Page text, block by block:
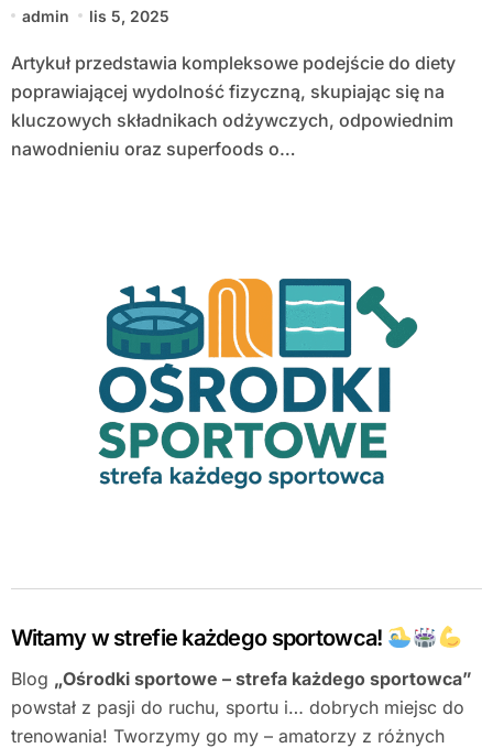
admin lis 5, 2025
Artykuł przedstawia kompleksowe podejście do diety
poprawiającej wydolność fizyczną, skupiając się na
kluczowych składnikach odżywczych, odpowiednim
nawodnieniu oraz superfoods o…
Witamy w strefie każdego sportowca!
Blog „Ośrodki sportowe – strefa każdego sportowca”
powstał z pasji do ruchu, sportu i… dobrych miejsc do
trenowania! Tworzymy go my – amatorzy z różnych